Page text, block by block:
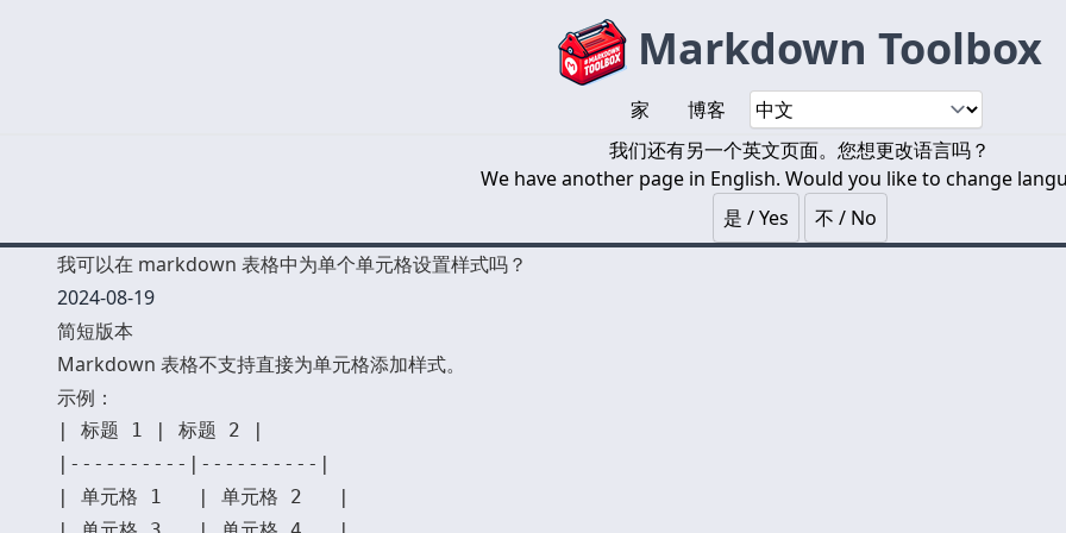
Markdown Toolbox
家
博客
我们还有另一个英文页面。您想更改语言吗？
We have another page in English. Would you like to change
是 / Yes
不 / No
我可以在 markdown 表格中为单个单元格设置样式吗？
2024-08-19
简短版本
Markdown 表格不支持直接为单元格添加样式。
示例：
| 标题 1 | 标题 2 |
|----------|----------|
| 单元格 1   | 单元格 2   |